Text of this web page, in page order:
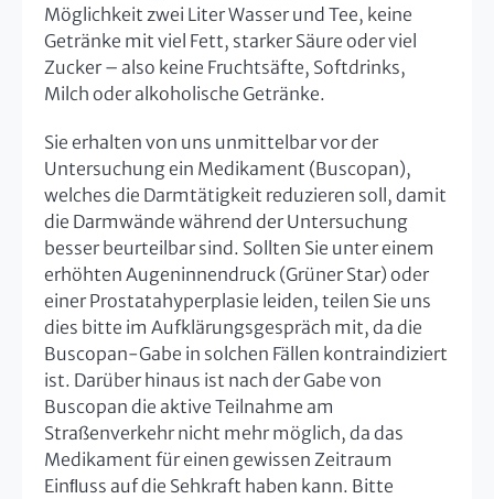
Möglichkeit zwei Liter Wasser und Tee, keine
Getränke mit viel Fett, starker Säure oder viel
Zucker – also keine Fruchtsäfte, Softdrinks,
Milch oder alkoholische Getränke.
Sie erhalten von uns unmittelbar vor der
Untersuchung ein Medikament (Buscopan),
welches die Darmtätigkeit reduzieren soll, damit
die Darmwände während der Untersuchung
besser beurteilbar sind. Sollten Sie unter einem
erhöhten Augeninnendruck (Grüner Star) oder
einer Prostatahyperplasie leiden, teilen Sie uns
dies bitte im Aufklärungsgespräch mit, da die
Buscopan-Gabe in solchen Fällen kontraindiziert
ist. Darüber hinaus ist nach der Gabe von
Buscopan die aktive Teilnahme am
Straßenverkehr nicht mehr möglich, da das
Medikament für einen gewissen Zeitraum
Einﬂuss auf die Sehkraft haben kann. Bitte